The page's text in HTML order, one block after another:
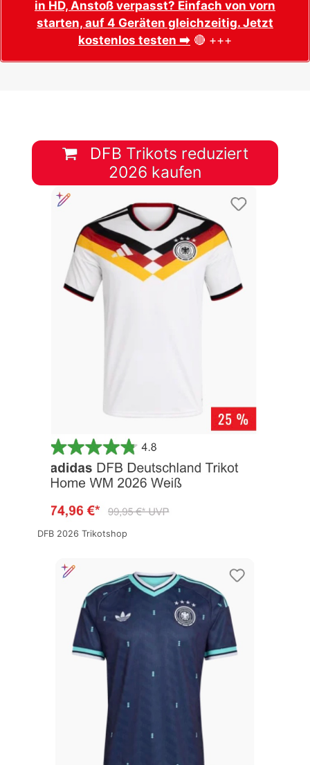
in HD, Anstoß verpasst? Einfach von vorn
starten, auf 4 Geräten gleichzeitig. Jetzt
kostenlos testen ➡️ 🔴 +++
DFB Trikots reduziert
2026 kaufen
DFB 2026 Trikotshop